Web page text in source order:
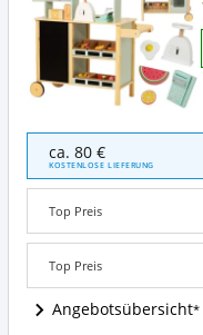
Toys
Kaufladen
aus
Holz
Angebote:
ist
dieser
Kaufladen
ca. 80 €
KOSTENLOSE LIEFERUNG
Top Preis
Top Preis
Angebotsübersicht